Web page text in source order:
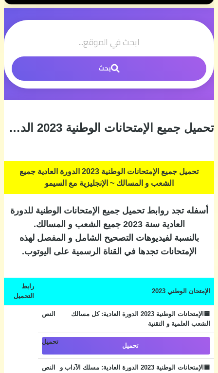
بحث
تحميل جميع الإمتحانات الوطنية 2023 الدورة العادية جميع الشعب و المسالك ~ الإنجليزية مع السيمو
تحميل جميع الإمتحانات الوطنية 2023 الدورة العادية جميع
الشعب و المسالك ~ الإنجليزية مع السيمو
أسفله تجد روابط تحميل جميع الإمتحانات الوطنية للدورة
العادية سنة 2023 جميع الشعب و المسالك.
بالنسبة لفيديوهات التصحيح الشامل و المفصل لهذه
الإمتحانات تجدها في القناة الرسمية على اليوتوب.
الإمتحان الوطني 2023
رابط
التحميل
🟦الإمتحانات الوطنية 2023 الدورة العادية: كل مسالك
الشعب العلمية و التقنية
تحميل
🟦الإمتحانات الوطنية 2023 الدورة العادية: مسلك الآداب و